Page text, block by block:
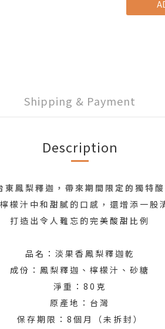
Shipping & Payment
Description
東鳳梨釋迦，帶來期間限定的獨特酸
檬汁中和甜膩的口感，還增添一股
打造出令人難忘的完美酸甜比例
品名：淡果香鳳梨釋迦乾
成份：鳳梨釋迦、檸檬汁、砂糖
淨重：80克
原產地：台灣
保存期限：8個月（未拆封）